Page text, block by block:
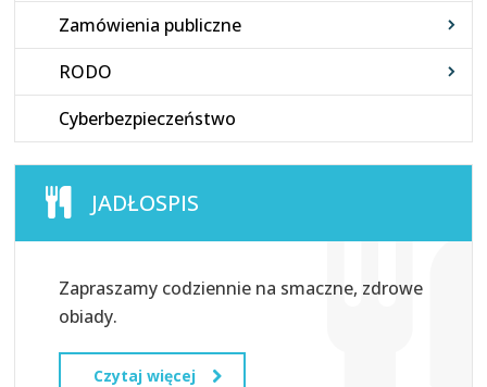
Zamówienia publiczne
RODO
Cyberbezpieczeństwo
JADŁOSPIS
Zapraszamy codziennie na smaczne, zdrowe
obiady.
Czytaj więcej